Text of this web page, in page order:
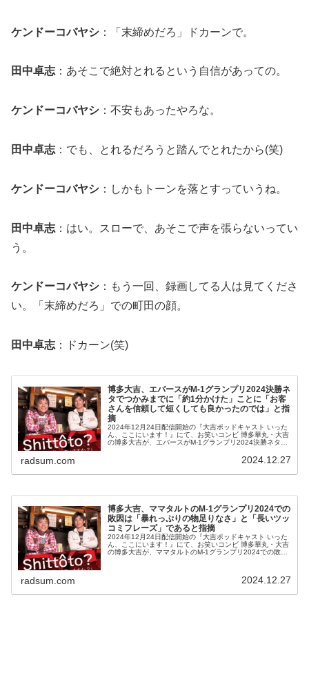
ケンドーコバヤシ ：「末締めだろ」ドカーンで。
田中卓志：あそこで絶対とれるという自信があっての。
ケンドーコバヤシ ：不安もあったやろな。
田中卓志 ：でも、とれるだろうと踏んでとれたから(笑)
ケンドーコバヤシ ：しかもトーンを落とすっていうね。
田中卓志 ：はい。スローで、あそこで声を張らないってい
う。
ケンドーコバヤシ ：もう一回、録画してる人は見てくださ
い。「末締めだろ」での町田の顔。
田中卓志 ：ドカーン(笑)
博多大吉、エバースがM-1グランプリ2024決勝ネ
タでつかみまでに「約1分かけた」ことに「お客
さんを信頼して短くしても良かったのでは」と指
摘
2024年12月24日配信開始の『大吉ポッドキャスト いった
ん、ここにいます！』にて、お笑いコンビ 博多華丸・大吉
の博多大吉が、エバースがM-1グランプリ2024決勝ネタで
radsum.com 2024.12.27
博多大吉、ママタルトのM-1グランプリ2024での
敗因は「暴れっぷりの物足りなさ」と「長いツッ
コミフレーズ」であると指摘
2024年12月24日配信開始の『大吉ポッドキャスト いった
ん、ここにいます！』にて、お笑いコンビ 博多華丸・大吉
の博多大吉が、ママタルトのM-1グランプリ2024での敗因
radsum.com 2024.12.27